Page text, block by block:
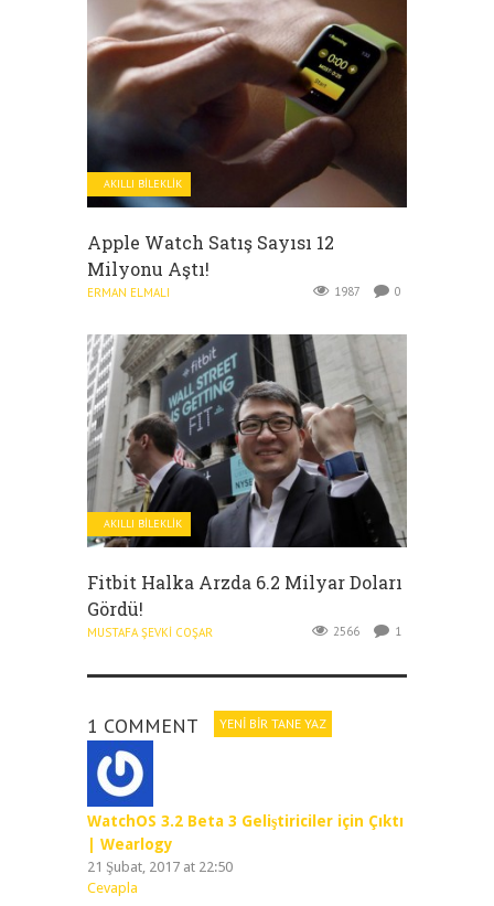
AKILLI BILEKLIK
Apple Watch Satış Sayısı 12
Milyonu Aştı!
ERMAN ELMALI 1987 0
AKILLI BILEKLIK
Fitbit Halka Arzda 6.2 Milyar Doları
Gördü!
MUSTAFA ŞEVKI COŞAR 2566 1
1 COMMENT YENI BIR TANE YAZ
WatchOS 3.2 Beta 3 Geliştiriciler için Çıktı
| Wearlogy
21 Şubat, 2017 at 22:50
Cevapla